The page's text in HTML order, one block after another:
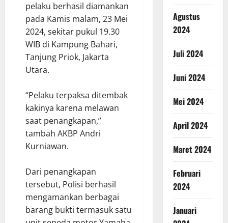
pelaku berhasil diamankan
pada Kamis malam, 23 Mei
2024, sekitar pukul 19.30
WIB di Kampung Bahari,
Tanjung Priok, Jakarta
Utara.
“Pelaku terpaksa ditembak
kakinya karena melawan
saat penangkapan,”
tambah AKBP Andri
Kurniawan.
Dari penangkapan
tersebut, Polisi berhasil
mengamankan berbagai
barang bukti termasuk satu
Agustus
2024
Juli 2024
Juni 2024
Mei 2024
April 2024
Maret 2024
Februari
2024
Januari